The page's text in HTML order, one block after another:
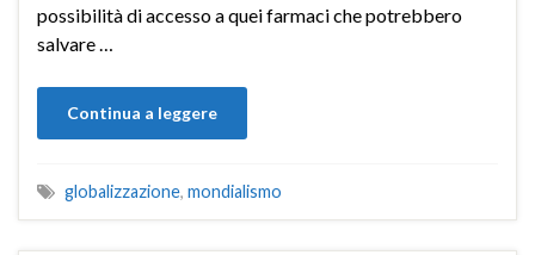
possibilità di accesso a quei farmaci che potrebbero
salvare …
Continua a leggere
globalizzazione, mondialismo